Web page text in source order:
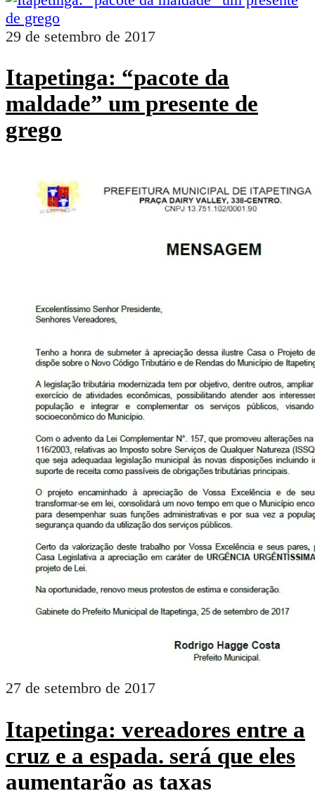
29 de setembro de 2017
Itapetinga: “pacote da
maldade” um presente de
grego
27 de setembro de 2017
Itapetinga: vereadores entre a
cruz e a espada. será que eles
aumentarão as taxas